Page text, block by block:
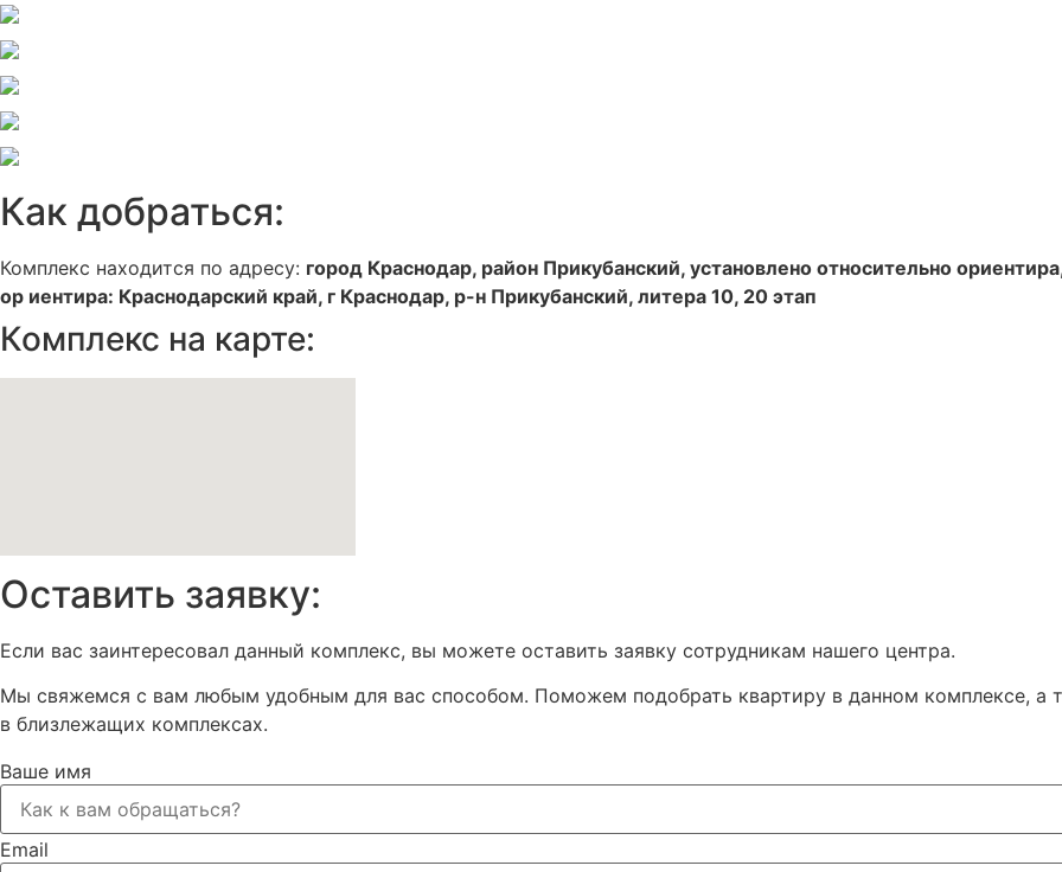
Как добраться:
Комплекс находится по адресу: город Краснодар, район Прикубанский, установлено относительно
ор иентира: Краснодарский край, г Краснодар, р-н Прикубанский, литера 10, 20 этап
Комплекс на карте:
Оставить заявку:
Если вас заинтересовал данный комплекс, вы можете оставить заявку сотрудникам нашего центра.
Мы свяжемся с вам любым удобным для вас способом. Поможем подобрать квартиру в данном комплексе, а
в близлежащих комплексах.
Ваше имя
Email